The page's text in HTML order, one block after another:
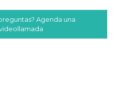
Agenda una